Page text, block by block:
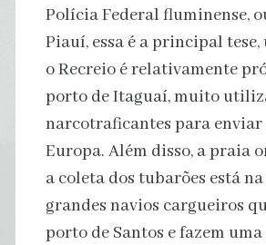
Polícia Federal fluminense,
Piauí, essa é a principal tese,
o Recreio é relativamente
porto de Itaguaí, muito
narcotraficantes para enviar
Europa. Além disso, a praia
a coleta dos tubarões está
grandes navios cargueiros
porto de Santos e fazem